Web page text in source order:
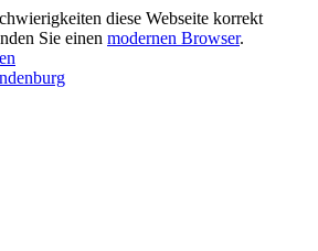
diese Webseite korrekt
Sie einen modernen Browser.